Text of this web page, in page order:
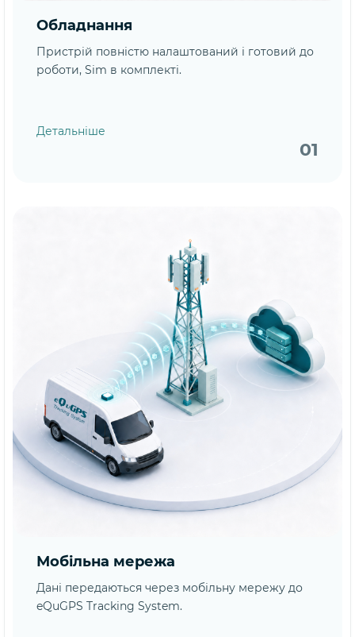
Обладнання
Пристрій повністю налаштований і готовий до
роботи, Sim в комплекті.
Детальніше
01
Мобільна мережа
Дані передаються через мобільну мережу до
eQuGPS Tracking System.